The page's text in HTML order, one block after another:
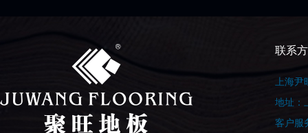
联系
上海
地址：
客户服